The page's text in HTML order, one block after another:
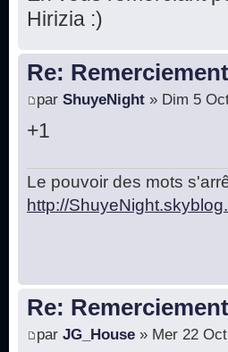
Hirizia :)
Re:
par ShuyeNight » Dim 5
+1
Le pouvoir des mots
http://
Re:
par JG_House » Mer 22